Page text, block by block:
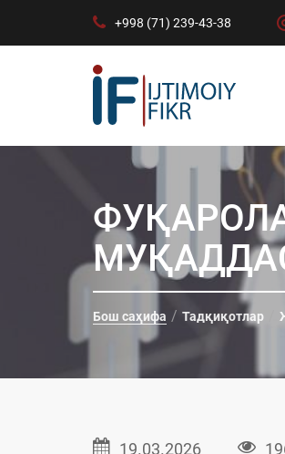
+998 (71) 239-43-38
Бош саҳифа Тадқиқотлар
19.03.2026